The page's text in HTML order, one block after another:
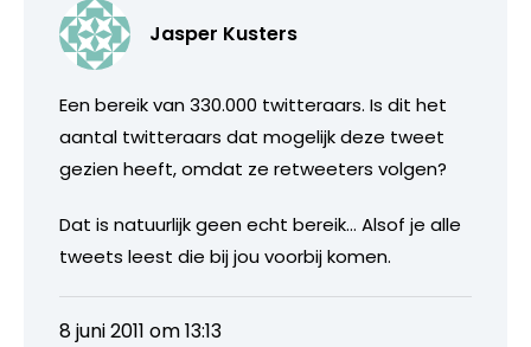
Jasper Kusters
Een bereik van 330.000 twitteraars. Is dit het
aantal twitteraars dat mogelijk deze tweet
gezien heeft, omdat ze retweeters volgen?
Dat is natuurlijk geen echt bereik… Alsof je alle
tweets leest die bij jou voorbij komen.
8 juni 2011 om 13:13